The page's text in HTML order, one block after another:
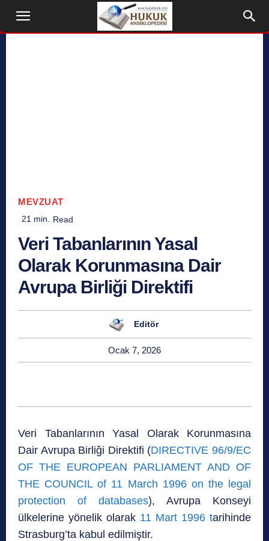
MEVZUAT
21 min. Read
Veri Tabanlarının Yasal
Olarak Korunmasına Dair
Avrupa Birliği Direktifi
Editör
Ocak 7, 2026
Veri Tabanlarının Yasal Olarak Korunmasına
Dair Avrupa Birliği Direktifi (DIRECTIVE 96/9/EC
OF THE EUROPEAN PARLIAMENT AND OF
THE COUNCIL of 11 March 1996 on the legal
protection of databases), Avrupa Konseyi
ülkelerine yönelik olarak 11 Mart 1996 tarihinde
Strasburg’ta kabul edilmiştir.